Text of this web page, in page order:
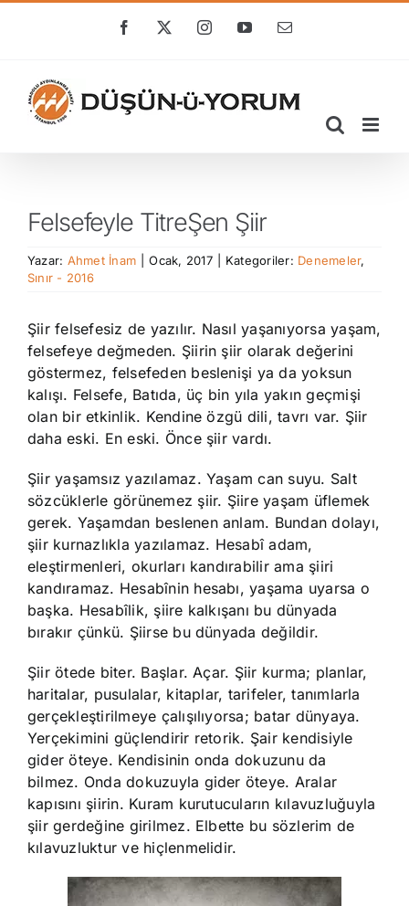
Facebook
X InstagramYouTube
E-
Felsefeyle TitreŞen Şiir
Yazar: Ahmet İnam Ocak, 2017 Kategoriler: Denemeler,
Sınır - 2016
Şiir felsefesiz de yazılır. Nasıl yaşanıyorsa yaşam,
felsefeye değmeden. Şiirin şiir olarak değerini
göstermez, felsefeden beslenişi ya da yoksun
kalışı. Felsefe, Batıda, üç bin yıla yakın geçmişi
olan bir etkinlik. Kendine özgü dili, tavrı var. Şiir
daha eski. En eski. Önce şiir vardı.
Şiir yaşamsız yazılamaz. Yaşam can suyu. Salt
sözcüklerle görünemez şiir. Şiire yaşam üflemek
gerek. Yaşamdan beslenen anlam. Bundan dolayı,
şiir kurnazlıkla yazılamaz. Hesabî adam,
eleştirmenleri, okurları kandırabilir ama şiiri
kandıramaz. Hesabînin hesabı, yaşama uyarsa o
başka. Hesabîlik, şiire kalkışanı bu dünyada
bırakır çünkü. Şiirse bu dünyada değildir.
Şiir ötede biter. Başlar. Açar. Şiir kurma; planlar,
haritalar, pusulalar, kitaplar, tarifeler, tanımlarla
gerçekleştirilmeye çalışılıyorsa; batar dünyaya.
Yerçekimini güçlendirir retorik. Şair kendisiyle
gider öteye. Kendisinin onda dokuzunu da
bilmez. Onda dokuzuyla gider öteye. Aralar
kapısını şiirin. Kuram kurutucuların kılavuzluğuyla
şiir gerdeğine girilmez. Elbette bu sözlerim de
kılavuzluktur ve hiçlenmelidir.